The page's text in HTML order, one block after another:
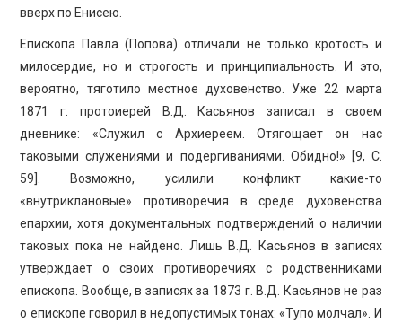
вверх по Енисею.
Епископа Павла (Попова) отличали не только кротость и
милосердие, но и строгость и принципиальность. И это,
вероятно, тяготило местное духовенство. Уже 22 марта
1871 г. протоиерей В.Д. Касьянов записал в своем
дневнике: «Служил с Архиереем. Отягощает он нас
таковыми служениями и подергиваниями. Обидно!» [9, C.
59]. Возможно, усилили конфликт какие-то
«внутриклановые» противоречия в среде духовенства
епархии, хотя документальных подтверждений о наличии
таковых пока не найдено. Лишь В.Д. Касьянов в записях
утверждает о своих противоречиях с родственниками
епископа. Вообще, в записях за 1873 г. В.Д. Касьянов не раз
о епископе говорил в недопустимых тонах: «Тупо молчал». И